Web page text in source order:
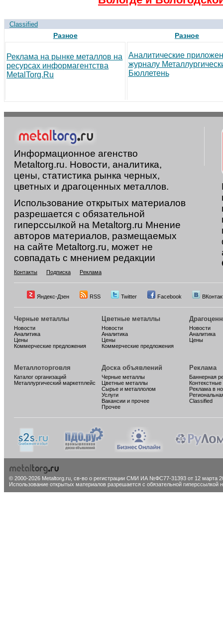
Classified
Разное
Реклама на рынке металлов на
ресурсах информагентства
MetalTorg.Ru
Разное
Аналитические
журналу
Бюллетень
Информационное агенство
Metaltorg.ru. Новости, аналитика,
цены, статистика рынка черных,
цветных и драгоценных металлов.
Использование открытых материалов
разрешается с обязательной
гиперссылкой на Metaltorg.ru Мнение
авторов материалов, размещаемых
на сайте Metaltorg.ru, может не
совпадать с мнением редакции
Контакты Подписка Реклама
Яндекс-Дзен RSS Twitter Facebook
Черные металлы
Новости
Аналитика
Цены
Коммерческие предложения
Цветные металлы
Новости
Аналитика
Цены
Коммерческие предложения
Новости
Аналитика
Цены
Металлоторговля
Каталог организаций
Металлургический маркетплейс
Доска объявлений
Черные металлы
Цветные металлы
Сырье и металлолом
Услуги
Вакансии и прочее
Прочее
Реклама
Баннерная
Реклама в
Classified
© 2000-2026 Metaltorg.ru, св-во о регистрации СМИ ИА №ФС77-31393 от 12 марта
Использование открытых материалов разрешается с обязательной гиперссылкой